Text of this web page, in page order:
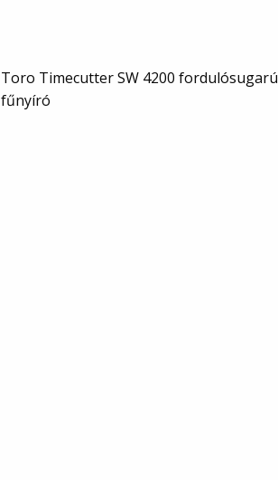
Toro Timecutter SW 4200 fordulósugarú
fűnyíró